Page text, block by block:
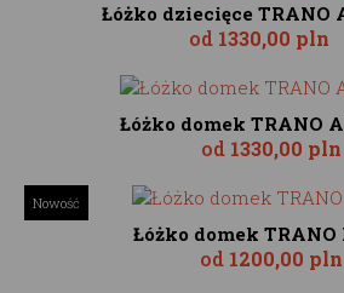
Łóżko dziecięce TRANO
od 1330,00 pln
Łóżko domek TRANO
od 1330,00 pln
Nowość
Łóżko domek TRANO
od 1200,00 pln